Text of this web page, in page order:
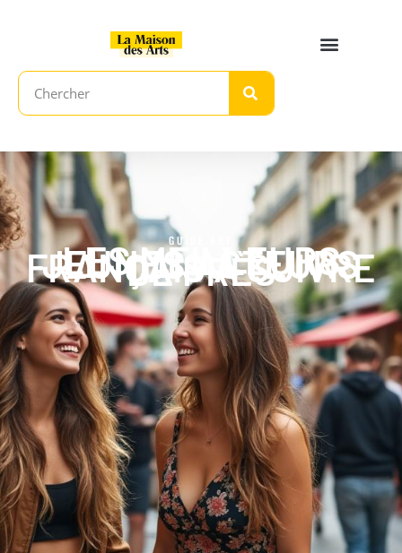
GUIDE ART
LES MEILLEURS
JEUNES ACTEURS
FRANÇAIS À SUIVRE
DE PRÈS